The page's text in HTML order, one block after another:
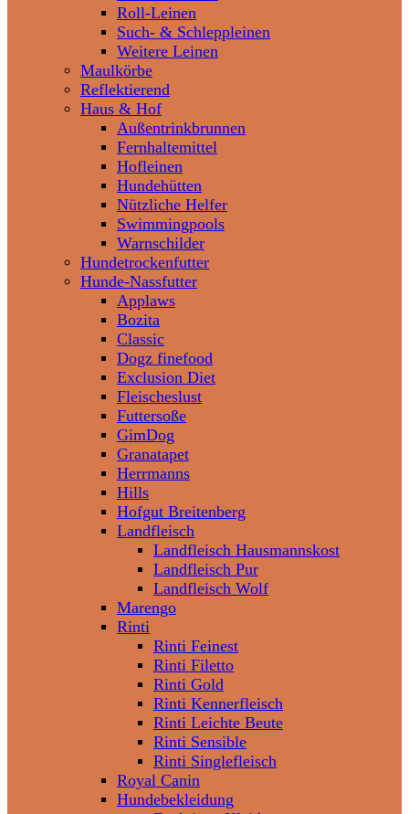
Roll-Leinen
Such- & Schleppleinen
Weitere Leinen
Maulkörbe
Reflektierend
Haus & Hof
Außentrinkbrunnen
Fernhaltemittel
Hofleinen
Hundehütten
Nützliche Helfer
Swimmingpools
Warnschilder
Hundetrockenfutter
Hunde-Nassfutter
Applaws
Bozita
Classic
Dogz finefood
Exclusion Diet
Fleischeslust
Futtersoße
GimDog
Granatapet
Herrmanns
Hills
Hofgut Breitenberg
Landfleisch
Landfleisch Hausmannskost
Landfleisch Pur
Landfleisch Wolf
Marengo
Rinti
Rinti Feinest
Rinti Filetto
Rinti Gold
Rinti Kennerfleisch
Rinti Leichte Beute
Rinti Sensible
Rinti Singlefleisch
Royal Canin
Hundebekleidung